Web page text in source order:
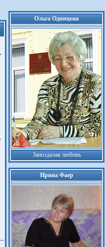
Ольга Одинцова
Запоздалая любовь
Ирина Фаер